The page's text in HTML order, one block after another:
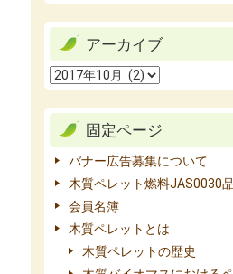
アーカイブ
固定ページ
バナー広告募集について
木質ペレット燃料JAS0030
会員名簿
木質ペレットとは
木質ペレットの歴史